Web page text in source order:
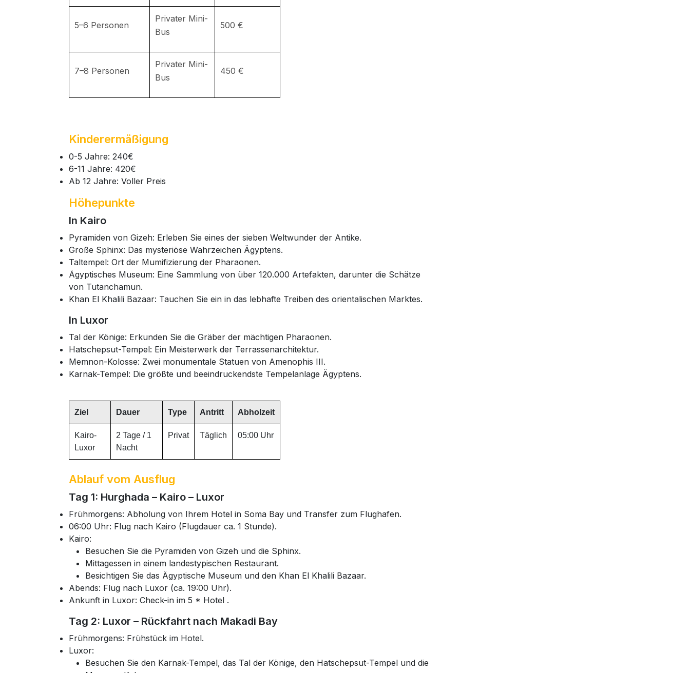
5–6 Personen
Privater Mini-
Bus
500 €
7–8 Personen
Privater Mini-
Bus
450 €
Kinderermäßigung
0-5 Jahre: 240€
6-11 Jahre: 420€
Ab 12 Jahre: Voller Preis
Höhepunkte
In Kairo
Pyramiden von Gizeh: Erleben Sie eines der sieben Weltwunder der Antike.
Große Sphinx: Das mysteriöse Wahrzeichen Ägyptens.
Taltempel: Ort der Mumifizierung der Pharaonen.
Ägyptisches Museum: Eine Sammlung von über 120.000 Artefakten, darunter die Schätze
von Tutanchamun.
Khan El Khalili Bazaar: Tauchen Sie ein in das lebhafte Treiben des orientalischen Marktes.
In Luxor
Tal der Könige: Erkunden Sie die Gräber der mächtigen Pharaonen.
Hatschepsut-Tempel: Ein Meisterwerk der Terrassenarchitektur.
Memnon-Kolosse: Zwei monumentale Statuen von Amenophis III.
Karnak-Tempel: Die größte und beeindruckendste Tempelanlage Ägyptens.
Ziel Dauer Type Antritt Abholzeit
Kairo-
Luxor
2 Tage / 1
Nacht
Privat Täglich 05:00 Uhr
Ablauf vom Ausflug
Tag 1: Hurghada – Kairo – Luxor
Frühmorgens: Abholung von Ihrem Hotel in Soma Bay und Transfer zum Flughafen.
06:00 Uhr: Flug nach Kairo (Flugdauer ca. 1 Stunde).
Kairo:
Besuchen Sie die Pyramiden von Gizeh und die Sphinx.
Mittagessen in einem landestypischen Restaurant.
Besichtigen Sie das Ägyptische Museum und den Khan El Khalili Bazaar.
Abends: Flug nach Luxor (ca. 19:00 Uhr).
Ankunft in Luxor: Check-in im 5 * Hotel .
Tag 2: Luxor – Rückfahrt nach Makadi Bay
Frühmorgens: Frühstück im Hotel.
Luxor:
Besuchen Sie den Karnak-Tempel, das Tal der Könige, den Hatschepsut-Tempel und die